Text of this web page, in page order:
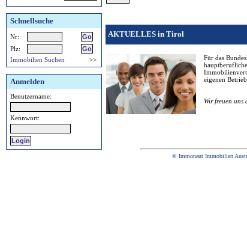
Schnellsuche
Nr:
Plz:
Immobilien Suchen
>>
Anmelden
Benutzername:
Kennwort:
AKTUELLES in Tirol
Für das
eigenen Betrieb.
Wir freuen uns
© Immonaut Immobilien